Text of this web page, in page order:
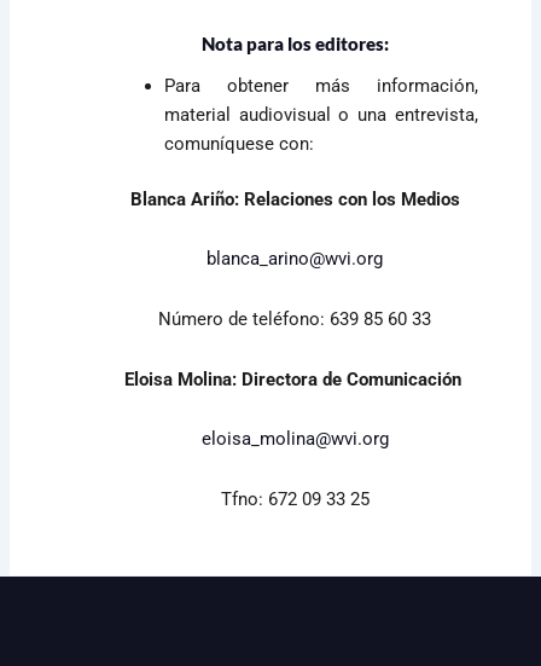
Nota para los editores:
Para obtener más información,
material audiovisual o una entrevista,
comuníquese con:
Blanca Ariño: Relaciones con los Medios
blanca_arino@wvi.org
Número de teléfono: 639 85 60 33
Eloisa Molina: Directora de Comunicación
eloisa_molina@wvi.org
Tfno: 672 09 33 25